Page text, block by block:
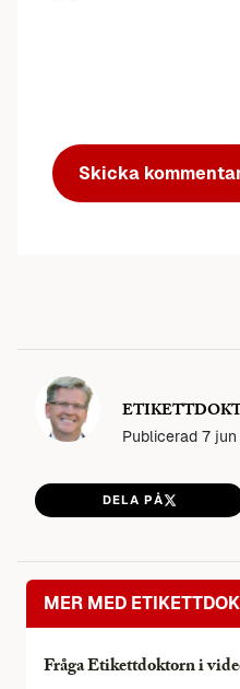
Publicerad 7 jun
DELA PÅ
MER MED
Fråga Etikettdoktorn i